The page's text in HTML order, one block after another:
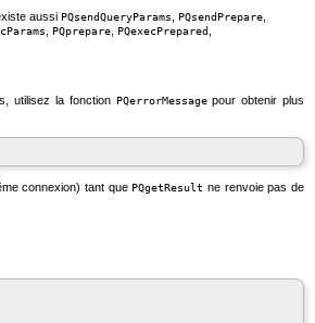
aussi PQsendQueryParams PQsendPrepare
PQprepare PQexecPrepared
utilisez la fonction PQerrorMessagepour obtenir plus
connexion) tant que PQgetResult ne renvoie pas de